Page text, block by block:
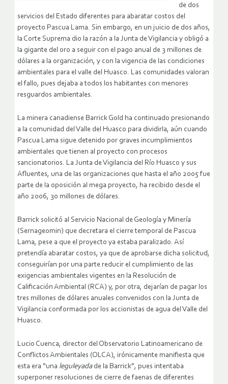
de dos
servicios del Estado diferentes para abaratar costos del
proyecto Pascua Lama. Sin embargo, en un juicio de dos años,
la Corte Suprema dio la razón a la Junta de Vigilancia y obligó a
la gigante del oro a seguir con el pago anual de 3 millones de
dólares a la organización, y con la vigencia de las condiciones
ambientales para el valle del Huasco. Las comunidades valoran
el fallo, pues dejaba a todos los habitantes con menores
resguardos ambientales.
La minera canadiense Barrick Gold ha continuado presionando
a la comunidad del Valle del Huasco para dividirla, aún cuando
Pascua Lama sigue detenido por graves incumplimientos
ambientales que tienen al proyecto con procesos
sancionatorios. La Junta de Vigilancia del Río Huasco y sus
Afluentes, una de las organizaciones que hasta el año 2005 fue
parte de la oposición al mega proyecto, ha recibido desde el
año 2006, 30 millones de dólares.
Barrick solicitó al Servicio Nacional de Geología y Minería
(Sernageomin) que decretara el cierre temporal de Pascua
Lama, pese a que el proyecto ya estaba paralizado. Así
pretendía abaratar costos, ya que de aprobarse dicha solicitud,
conseguirían por una parte reducir el cumplimiento de las
exigencias ambientales vigentes en la Resolución de
Calificación Ambiental (RCA) y, por otra, dejarían de pagar los
tres millones de dólares anuales convenidos con la Junta de
Vigilancia conformada por los accionistas de agua del Valle del
Huasco.
Lucio Cuenca, director del Observatorio Latinoamericano de
Conflictos Ambientales (OLCA), irónicamente manifiesta que
esta era “una leguleyadade la Barrick”, pues intentaba
superponer resoluciones de cierre de faenas de diferentes